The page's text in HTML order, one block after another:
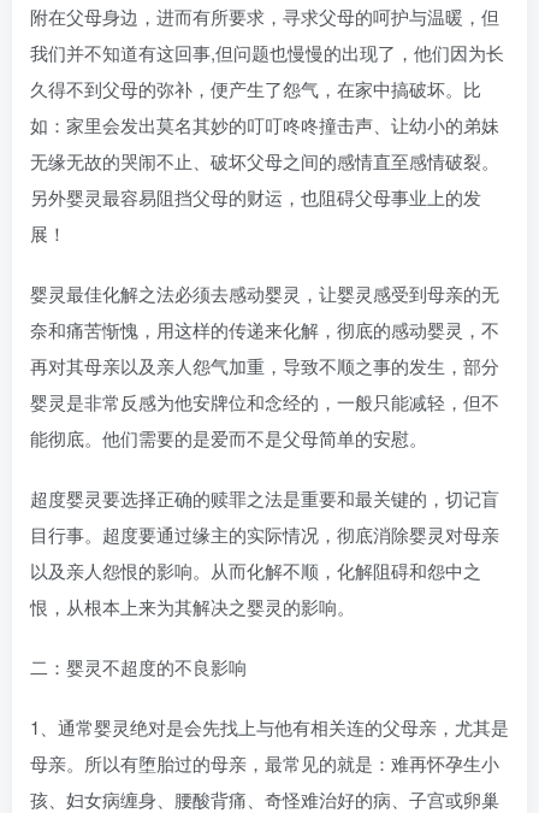
附在父母身边，进而有所要求，寻求父母的呵护与温暖，但
我们并不知道有这回事,但问题也慢慢的出现了，他们因为长
久得不到父母的弥补，便产生了怨气，在家中搞破坏。比
如：家里会发出莫名其妙的叮叮咚咚撞击声、让幼小的弟妹
无缘无故的哭闹不止、破坏父母之间的感情直至感情破裂。
另外婴灵最容易阻挡父母的财运，也阻碍父母事业上的发
展！
婴灵最佳化解之法必须去感动婴灵，让婴灵感受到母亲的无
奈和痛苦惭愧，用这样的传递来化解，彻底的感动婴灵，不
再对其母亲以及亲人怨气加重，导致不顺之事的发生，部分
婴灵是非常反感为他安牌位和念经的，一般只能减轻，但不
能彻底。他们需要的是爱而不是父母简单的安慰。
超度婴灵要选择正确的赎罪之法是重要和最关键的，切记盲
目行事。超度要通过缘主的实际情况，彻底消除婴灵对母亲
以及亲人怨恨的影响。从而化解不顺，化解阻碍和怨中之
恨，从根本上来为其解决之婴灵的影响。
二：婴灵不超度的不良影响
1、通常婴灵绝对是会先找上与他有相关连的父母亲，尤其是
母亲。所以有堕胎过的母亲，最常见的就是：难再怀孕生小
孩、妇女病缠身、腰酸背痛、奇怪难治好的病、子宫或卵巢